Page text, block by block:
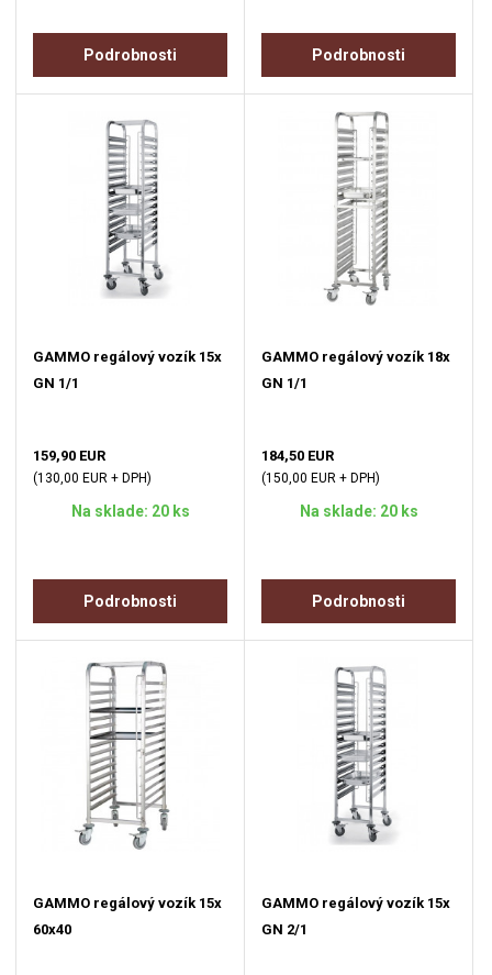
Podrobnosti Podrobnosti
GAMMO regálový vozík 15x
GN 1/1
159,90 EUR
(130,00 EUR + DPH)
Na sklade: 20 ks
Podrobnosti
GAMMO regálový vozík 18x
GN 1/1
184,50 EUR
(150,00 EUR + DPH)
Na sklade: 20 ks
Podrobnosti
GAMMO regálový vozík 15x
60x40
GAMMO regálový vozík 15x
GN 2/1